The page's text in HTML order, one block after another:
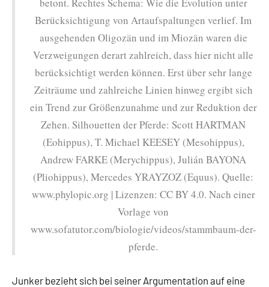
Berücksichtigung von Artaufspaltungen verlief. Im
ausgehenden Oligozän und im Miozän waren die
Verzweigungen derart zahlreich, dass hier nicht alle
berücksichtigt werden können. Erst über sehr lange
Zeiträume und zahlreiche Linien hinweg ergibt sich
ein Trend zur Größenzunahme und zur Reduktion der
Zehen. Silhouetten der Pferde: Scott HARTMAN
(Eohippus), T. Michael KEESEY (Mesohippus),
Andrew FARKE (Merychippus), Julián BAYONA
(Pliohippus), Mercedes YRAYZOZ (Equus). Quelle:
www.phylopic.org | Lizenzen: CC BY 4.0. Nach einer
Vorlage von
www.sofatutor.com/biologie/videos/stammbaum-der-
pferde.
Junker bezieht sich bei seiner Argumentation auf eine